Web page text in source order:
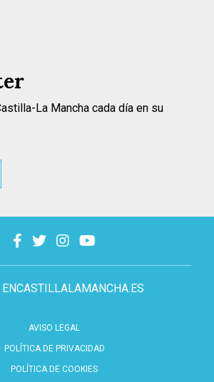
AVISO LEGAL
POLÍTICA DE PRIVACIDAD
POLÍTICA DE COOKIES
La Mancha cada día en su